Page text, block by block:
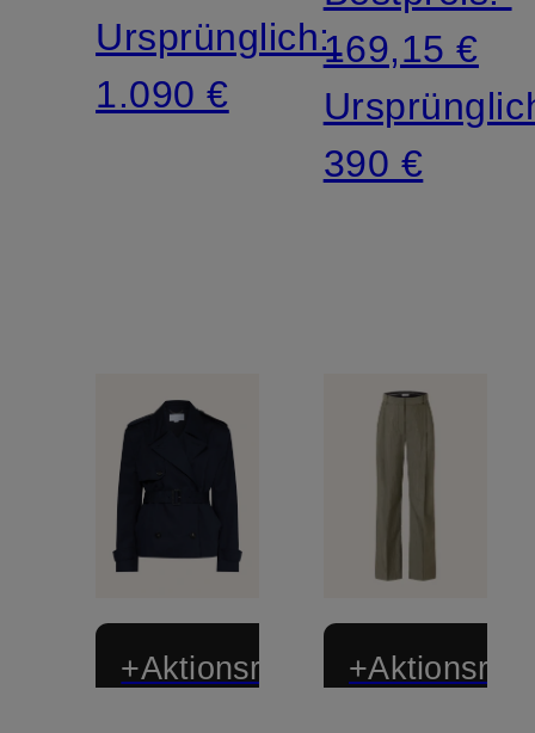
Ursprünglich:
1.090 €
169,15 €
390 €
+Aktionsrabatt